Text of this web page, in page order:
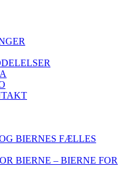
BIERNES FÆLLES
BIERNE – BIERNE FOR